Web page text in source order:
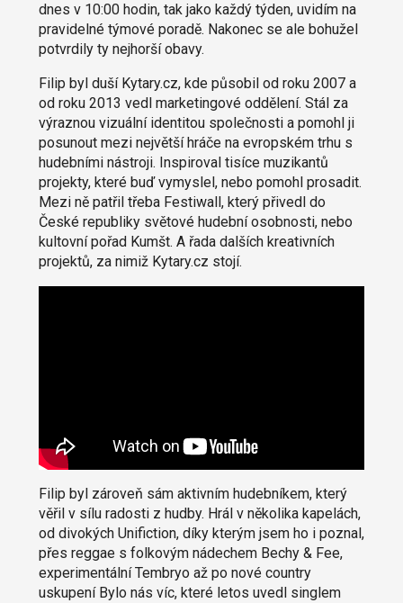
dnes v 10:00 hodin, tak jako každý týden, uvidím na
pravidelné týmové poradě. Nakonec se ale bohužel
potvrdily ty nejhorší obavy.
Filip byl duší Kytary.cz, kde působil od roku 2007 a
od roku 2013 vedl marketingové oddělení. Stál za
výraznou vizuální identitou společnosti a pomohl ji
posunout mezi největší hráče na evropském trhu s
hudebními nástroji. Inspiroval tisíce muzikantů
projekty, které buď vymyslel, nebo pomohl prosadit.
Mezi ně patřil třeba Festiwall, který přivedl do
České republiky světové hudební osobnosti, nebo
kultovní pořad Kumšt. A řada dalších kreativních
projektů, za nimiž Kytary.cz stojí.
Filip byl zároveň sám aktivním hudebníkem, který
věřil v sílu radosti z hudby. Hrál v několika kapelách,
od divokých Unifiction, díky kterým jsem ho i poznal,
přes reggae s folkovým nádechem Bechy & Fee,
experimentální Tembryo až po nové country
uskupení Bylo nás víc, které letos uvedl singlem